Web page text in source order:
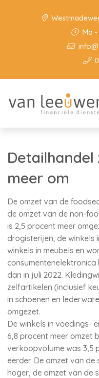
Ma -
meer om
De omzet van de
de omzet van de non-
is 2,5 procent meer
drogisterijen, de winkels
winkels in meubels en
consumentenelektronica
dan in juli 2022.
zelfartikelen (inclusief
in schoenen en
omgezet.
De winkels in voedings-
6,8 procent meer omzet
verkoopvolume was 3,5
eerder. De omzet van
hoger, de omzet van de